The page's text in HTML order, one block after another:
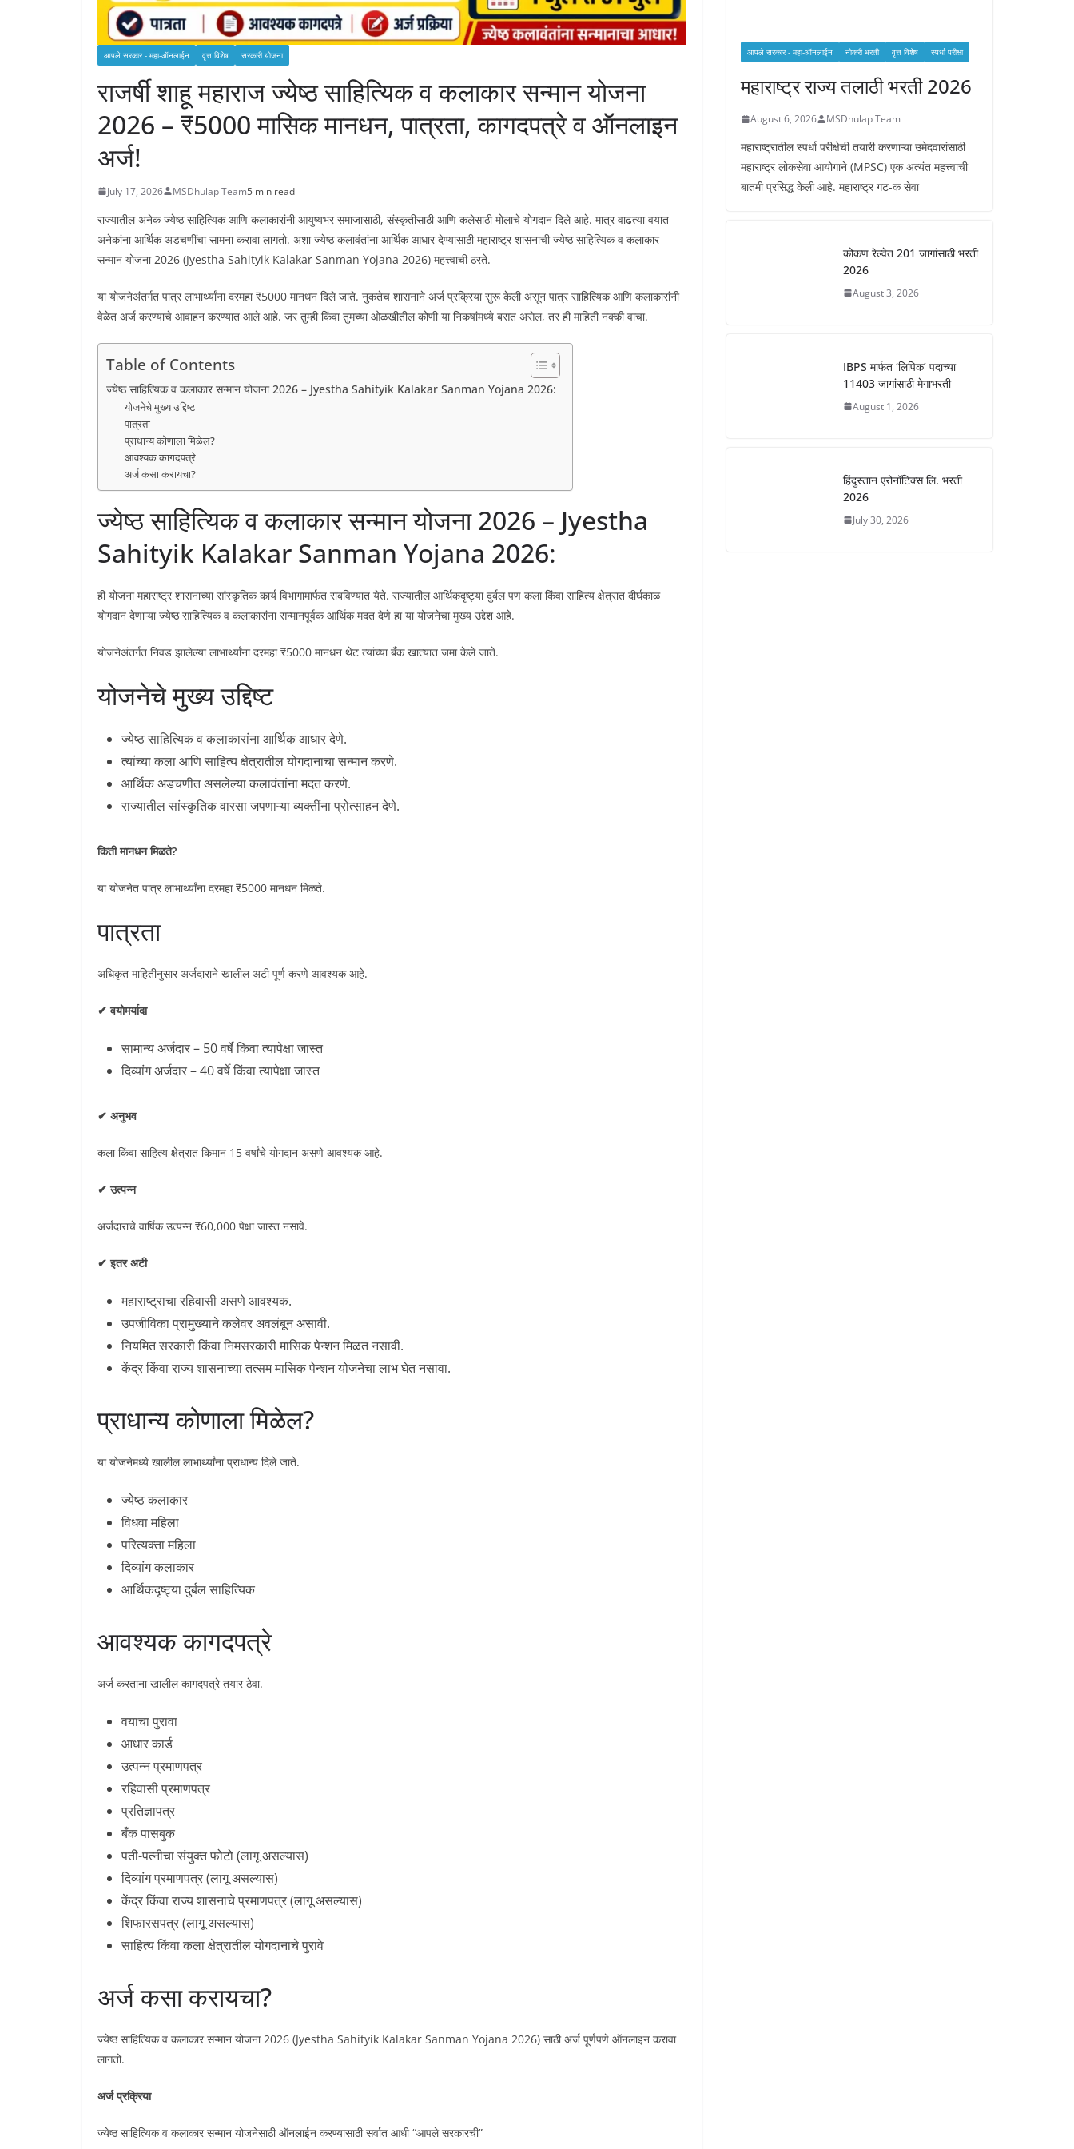
आपले सरकार - महा-ऑनलाईन वृत्त विशेष सरकारी योजना
राजर्षी शाहू महाराज ज्येष्ठ साहित्यिक व कलाकार सन्मान योजना
2026 – ₹5000 मासिक मानधन, पात्रता, कागदपत्रे व ऑनलाइन
अर्ज!
July 17, 2026 MSDhulap Team5 min read
राज्यातील अनेक ज्येष्ठ साहित्यिक आणि कलाकारांनी आयुष्यभर समाजासाठी, संस्कृतीसाठी आणि कलेसाठी मोलाचे योगदान दिले आहे. मात्र वाढत्या वयात
अनेकांना आर्थिक अडचणींचा सामना करावा लागतो. अशा ज्येष्ठ कलावंतांना आर्थिक आधार देण्यासाठी महाराष्ट्र शासनाची ज्येष्ठ साहित्यिक व कलाकार
सन्मान योजना 2026 (Jyestha Sahityik Kalakar Sanman Yojana 2026) महत्त्वाची ठरते.
या योजनेअंतर्गत पात्र लाभार्थ्यांना दरमहा ₹5000 मानधन दिले जाते. नुकतेच शासनाने अर्ज प्रक्रिया सुरू केली असून पात्र साहित्यिक आणि कलाकारांनी
वेळेत अर्ज करण्याचे आवाहन करण्यात आले आहे. जर तुम्ही किंवा तुमच्या ओळखीतील कोणी या निकषांमध्ये बसत असेल, तर ही माहिती नक्की वाचा.
Table of Contents
ज्येष्ठ साहित्यिक व कलाकार सन्मान योजना 2026 – Jyestha Sahityik Kalakar Sanman Yojana 2026:
योजनेचे मुख्य उद्दिष्ट
पात्रता
प्राधान्य कोणाला मिळेल?
आवश्यक कागदपत्रे
अर्ज कसा करायचा?
ज्येष्ठ साहित्यिक व कलाकार सन्मान योजना 2026 – Jyestha
Sahityik Kalakar Sanman Yojana 2026:
ही योजना महाराष्ट्र शासनाच्या सांस्कृतिक कार्य विभागामार्फत राबविण्यात येते. राज्यातील आर्थिकदृष्ट्या दुर्बल पण कला किंवा साहित्य क्षेत्रात दीर्घकाळ
योगदान देणाऱ्या ज्येष्ठ साहित्यिक व कलाकारांना सन्मानपूर्वक आर्थिक मदत देणे हा या योजनेचा मुख्य उद्देश आहे.
योजनेअंतर्गत निवड झालेल्या लाभार्थ्यांना दरमहा ₹5000 मानधन थेट त्यांच्या बँक खात्यात जमा केले जाते.
योजनेचे मुख्य उद्दिष्ट
ज्येष्ठ साहित्यिक व कलाकारांना आर्थिक आधार देणे.
त्यांच्या कला आणि साहित्य क्षेत्रातील योगदानाचा सन्मान करणे.
आर्थिक अडचणीत असलेल्या कलावंतांना मदत करणे.
राज्यातील सांस्कृतिक वारसा जपणाऱ्या व्यक्तींना प्रोत्साहन देणे.
किती मानधन मिळते?
या योजनेत पात्र लाभार्थ्यांना दरमहा ₹5000 मानधन मिळते.
पात्रता
अधिकृत माहितीनुसार अर्जदाराने खालील अटी पूर्ण करणे आवश्यक आहे.
✔ वयोमर्यादा
सामान्य अर्जदार – 50 वर्षे किंवा त्यापेक्षा जास्त
दिव्यांग अर्जदार – 40 वर्षे किंवा त्यापेक्षा जास्त
✔ अनुभव
कला किंवा साहित्य क्षेत्रात किमान 15 वर्षांचे योगदान असणे आवश्यक आहे.
✔ उत्पन्न
अर्जदाराचे वार्षिक उत्पन्न ₹60,000 पेक्षा जास्त नसावे.
✔ इतर अटी
महाराष्ट्राचा रहिवासी असणे आवश्यक.
उपजीविका प्रामुख्याने कलेवर अवलंबून असावी.
नियमित सरकारी किंवा निमसरकारी मासिक पेन्शन मिळत नसावी.
केंद्र किंवा राज्य शासनाच्या तत्सम मासिक पेन्शन योजनेचा लाभ घेत नसावा.
प्राधान्य कोणाला मिळेल?
या योजनेमध्ये खालील लाभार्थ्यांना प्राधान्य दिले जाते.
ज्येष्ठ कलाकार
विधवा महिला
परित्यक्ता महिला
दिव्यांग कलाकार
आर्थिकदृष्ट्या दुर्बल साहित्यिक
आवश्यक कागदपत्रे
अर्ज करताना खालील कागदपत्रे तयार ठेवा.
वयाचा पुरावा
आधार कार्ड
उत्पन्न प्रमाणपत्र
रहिवासी प्रमाणपत्र
प्रतिज्ञापत्र
बँक पासबुक
पती-पत्नीचा संयुक्त फोटो (लागू असल्यास)
दिव्यांग प्रमाणपत्र (लागू असल्यास)
केंद्र किंवा राज्य शासनाचे प्रमाणपत्र (लागू असल्यास)
शिफारसपत्र (लागू असल्यास)
साहित्य किंवा कला क्षेत्रातील योगदानाचे पुरावे
अर्ज कसा करायचा?
ज्येष्ठ साहित्यिक व कलाकार सन्मान योजना 2026 (Jyestha Sahityik Kalakar Sanman Yojana 2026) साठी अर्ज पूर्णपणे ऑनलाइन करावा
लागतो.
अर्ज प्रक्रिया
ज्येष्ठ साहित्यिक व कलाकार सन्मान योजनेसाठी ऑनलाईन करण्यासाठी सर्वात आधी “आपले सरकारची”
आपले सरकार - महा-ऑनलाईन नोकरी भरती वृत्त विशेष स्पर्धा परीक्षा
महाराष्ट्र राज्य तलाठी भरती 2026
August 6, 2026 MSDhulap Team
महाराष्ट्रातील स्पर्धा परीक्षेची तयारी करणाऱ्या उमेदवारांसाठी
महाराष्ट्र लोकसेवा आयोगाने (MPSC) एक अत्यंत महत्त्वाची
बातमी प्रसिद्ध केली आहे. महाराष्ट्र गट-क सेवा
कोकण रेल्वेत 201 जागांसाठी भरती
2026
August 3, 2026
IBPS मार्फत ‘लिपिक’ पदाच्या
11403 जागांसाठी मेगाभरती
August 1, 2026
हिंदुस्तान एरोनॉटिक्स लि. भरती
2026
July 30, 2026